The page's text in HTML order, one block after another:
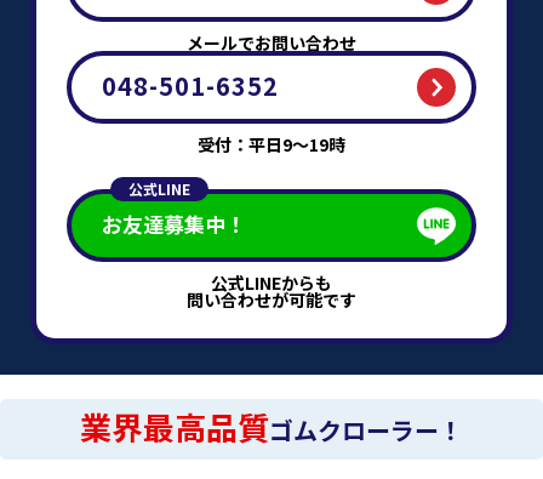
メールでお問い合わせ
048-501-6352
受付：平日9～19時
公式LINE
お友達募集中！
公式LINEからも
問い合わせが可能です
業界最高品質ゴムクローラー！